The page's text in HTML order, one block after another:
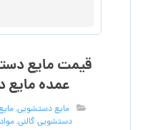
قیمت مایع
عمده
مایع دستشویی,
دستشویی گالنی,